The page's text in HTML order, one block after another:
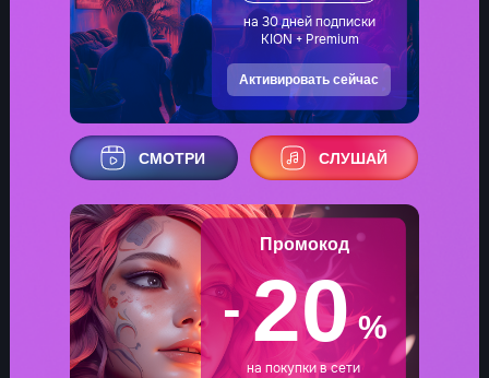
на 30 дней подписки
KION + Premium
Промокод
на покупки в сети
Активировать сейчас
20 %
-
СМОТРИ СЛУШАЙ